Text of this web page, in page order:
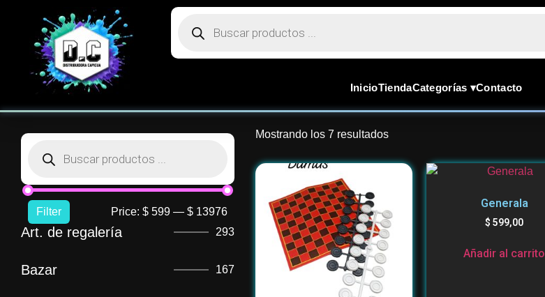
InicioTiendaCategorías ▾Contacto
Filter Price:$ 599 —$ 13976
Art. de regalería 293
Bazar 167
Mostrando los 7 resultados
Generala
$ 599,00
Añadir al carrito